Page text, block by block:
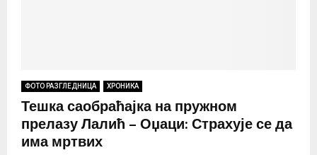
ФОТО РАЗГЛЕДНИЦА ХРОНИКА
Тешка саобраћајка на пружном
прелазу Лалић – Оџаци: Страхује се да
има мртвих